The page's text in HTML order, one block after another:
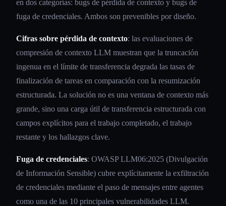
en dos categorías: bugs de pérdida de contexto y bugs de
fuga de credenciales. Ambos son prevenibles por diseño.
Cifras sobre pérdida de contexto: las evaluaciones de
compresión de contexto LLM muestran que la truncación
ingenua en el límite de transferencia degrada las tasas de
finalización de tareas en comparación con la resumización
estructurada. La solución no es una ventana de contexto más
grande, sino una carga útil de transferencia estructurada con
campos explícitos para el trabajo completado, el trabajo
restante y los hallazgos clave.
Fuga de credenciales: OWASP LLM06:2025 (Divulgación
de Información Sensible) cubre explícitamente la exfiltración
de credenciales mediante el paso de mensajes entre agentes
como una de las 10 principales vulnerabilidades LLM.